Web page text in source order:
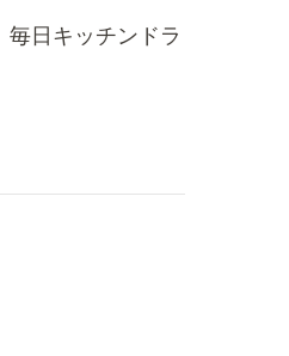
日キッチンドラ